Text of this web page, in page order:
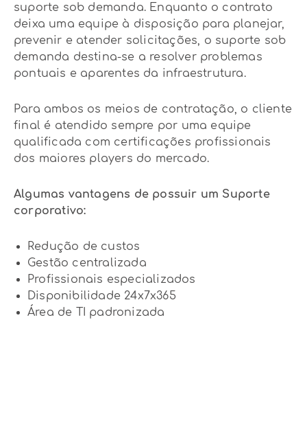
suporte sob demanda. Enquanto o contrato
deixa uma equipe à disposição para planejar,
prevenir e atender solicitações, o suporte sob
demanda destina-se a resolver problemas
pontuais e aparentes da infraestrutura.
Para ambos os meios de contratação, o cliente
final é atendido sempre por uma equipe
qualificada com certificações profissionais
dos maiores players do mercado.
Algumas vantagens de possuir um Suporte
corporativo:
Redução de custos
Gestão centralizada
Profissionais especializados
Disponibilidade 24x7x365
Área de TI padronizada